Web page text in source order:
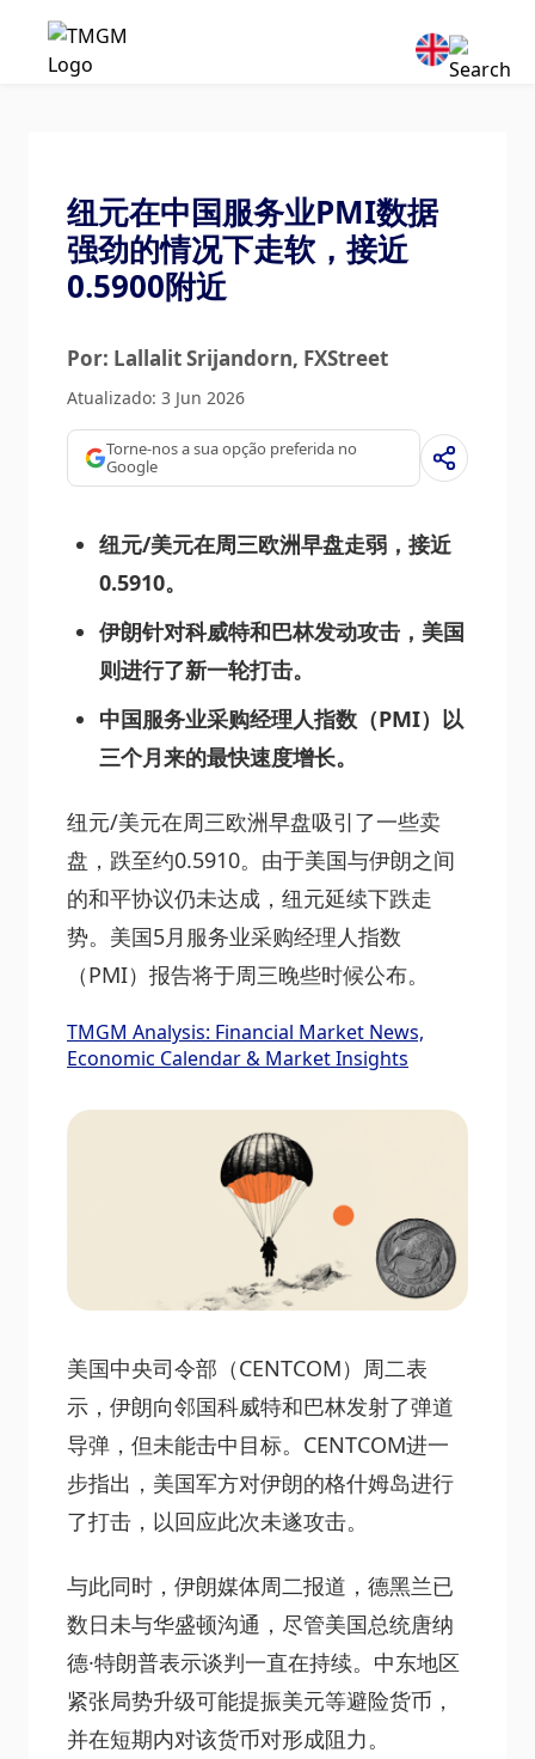
纽元在中国服务业PMI数据
强劲的情况下走软，接近
0.5900附近
Por: Lallalit Srijandorn, FXStreet
Atualizado: 3 Jun 2026
Torne-nos a sua opção preferida no
Google
纽元/美元在周三欧洲早盘走弱，接近
0.5910。
伊朗针对科威特和巴林发动攻击，美国
则进行了新一轮打击。
中国服务业采购经理人指数（PMI）以
三个月来的最快速度增长。
纽元/美元在周三欧洲早盘吸引了一些卖
盘，跌至约0.5910。由于美国与伊朗之间
的和平协议仍未达成，纽元延续下跌走
势。美国5月服务业采购经理人指数
（PMI）报告将于周三晚些时候公布。
TMGM Analysis: Financial Market News,
Economic Calendar & Market Insights
美国中央司令部（CENTCOM）周二表
示，伊朗向邻国科威特和巴林发射了弹道
导弹，但未能击中目标。CENTCOM进一
步指出，美国军方对伊朗的格什姆岛进行
了打击，以回应此次未遂攻击。
与此同时，伊朗媒体周二报道，德黑兰已
数日未与华盛顿沟通，尽管美国总统唐纳
德·特朗普表示谈判一直在持续。中东地区
紧张局势升级可能提振美元等避险货币，
并在短期内对该货币对形成阻力。